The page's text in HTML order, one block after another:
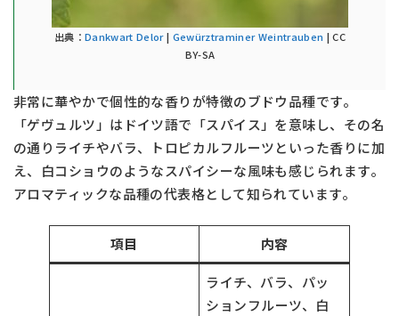
出典： Dankwart Delor| Gewürztraminer Weintrauben | CC
BY-SA
非常に華やかで個性的な香りが特徴のブドウ品種です。
「ゲヴュルツ」はドイツ語で「スパイス」を意味し、その名
の通りライチやバラ、トロピカルフルーツといった香りに加
え、白コショウのようなスパイシーな風味も感じられます。
アロマティックな品種の代表格として知られています。
項目 内容
ライチ、バラ、パッ
ションフルーツ、白